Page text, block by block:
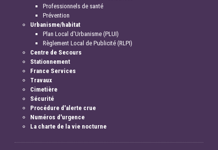
Professionnels de santé
Prévention
Urbanisme/habitat
Plan Local d'Urbanisme (PLUI)
Règlement Local de Publicité (RLPI)
Centre de Secours
Stationnement
France Services
Travaux
Cimetière
Sécurité
Procédure d'alerte crue
Numéros d'urgence
La charte de la vie nocturne